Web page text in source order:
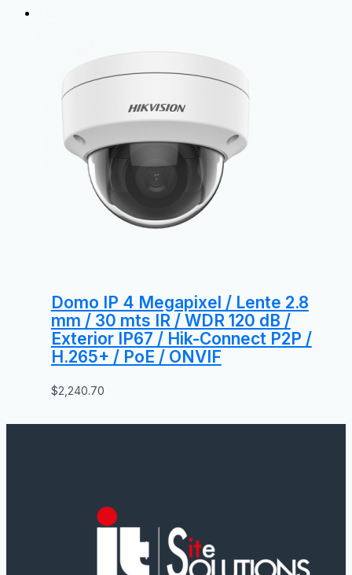
Domo IP 4 Megapixel / Lente 2.8
mm / 30 mts IR / WDR 120 dB /
Exterior IP67 / Hik-Connect P2P /
H.265+ / PoE / ONVIF
$2,240.70